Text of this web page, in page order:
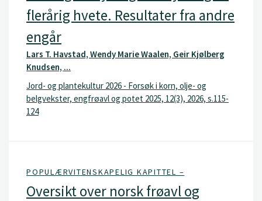
flerårig hvete. Resultater fra andre
engår
Lars T. Havstad, Wendy Marie Waalen, Geir Kjølberg
Knudsen, ...
Jord- og plantekultur 2026 - Forsøk i korn, olje- og
belgvekster, engfrøavl og potet 2025, 12(3), 2026, s.115-
124
POPULÆRVITENSKAPELIG KAPITTEL –
Oversikt over norsk frøavl og